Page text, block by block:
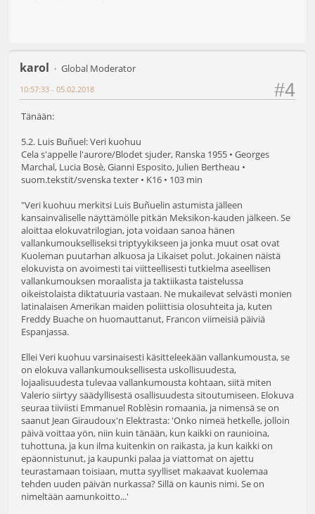
karol Global Moderator
#4
10:57:33 - 05.02.2018
Tänään:
5.2. Luis Buñuel: Veri kuohuu
Cela s'appelle l'aurore/Blodet sjuder, Ranska 1955 • Georges
Marchal, Lucia Bosè, Gianni Esposito, Julien Bertheau •
suom.tekstit/svenska texter • K16 • 103 min
"Veri kuohuu merkitsi Luis Buñuelin astumista jälleen
kansainväliselle näyttämölle pitkän Meksikon-kauden jälkeen. Se
aloittaa elokuvatrilogian, jota voidaan sanoa hänen
vallankumoukselliseksi triptyykikseen ja jonka muut osat ovat
Kuoleman puutarhan alkuosa ja Likaiset polut. Jokainen näistä
elokuvista on avoimesti tai viitteellisesti tutkielma aseellisen
vallankumouksen moraalista ja taktiikasta taistelussa
oikeistolaista diktatuuria vastaan. Ne mukailevat selvästi monien
latinalaisen Amerikan maiden poliittisia olosuhteita ja, kuten
Freddy Buache on huomauttanut, Francon viimeisiä päiviä
Espanjassa.
Ellei Veri kuohuu varsinaisesti käsitteleekään vallankumousta, se
on elokuva vallankumouksellisesta uskollisuudesta,
lojaalisuudesta tulevaa vallankumousta kohtaan, siitä miten
Valerio siirtyy säädyllisestä osallisuudesta sitoutumiseen. Elokuva
seuraa tiiviisti Emmanuel Roblèsin romaania, ja nimensä se on
saanut Jean Giraudoux'n Elektrasta: 'Onko nimeä hetkelle, jolloin
päivä voittaa yön, niin kuin tänään, kun kaikki on raunioina,
tuhottuna, ja kun ilma kuitenkin on raikasta, ja kun kaikki on
epäonnistunut, ja kaupunki palaa ja viattomat on ajettu
teurastamaan toisiaan, mutta syylliset makaavat kuolemaa
tehden uuden päivän nurkassa? Sillä on kaunis nimi. Se on
nimeltään aamunkoitto...'